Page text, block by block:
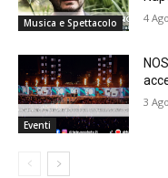
Musica e Spettacolo 4
Eventi
3